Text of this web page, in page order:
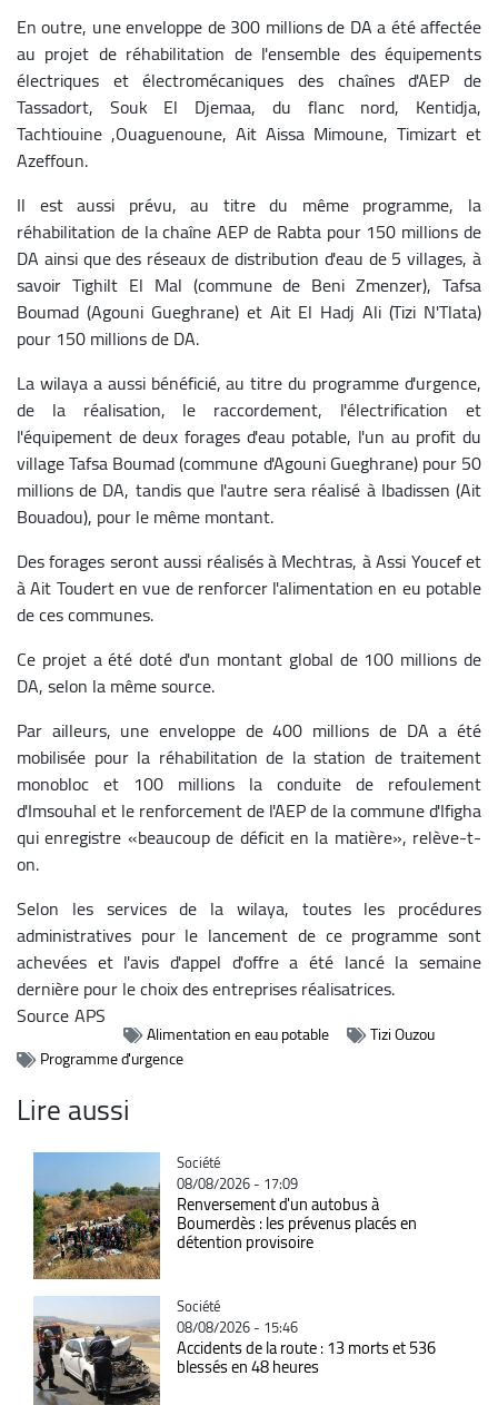
En outre, une enveloppe de 300 millions de DA a été affectée
au projet de réhabilitation de l'ensemble des équipements
électriques et électromécaniques des chaînes d'AEP de
Tassadort, Souk El Djemaa, du flanc nord, Kentidja,
Tachtiouine ,Ouaguenoune, Ait Aissa Mimoune, Timizart et
Azeffoun.
Il est aussi prévu, au titre du même programme, la
réhabilitation de la chaîne AEP de Rabta pour 150 millions de
DA ainsi que des réseaux de distribution d'eau de 5 villages, à
savoir Tighilt El Mal (commune de Beni Zmenzer), Tafsa
Boumad (Agouni Gueghrane) et Ait El Hadj Ali (Tizi N'Tlata)
pour 150 millions de DA.
La wilaya a aussi bénéficié, au titre du programme d'urgence,
de la réalisation, le raccordement, l'électrification et
l'équipement de deux forages d'eau potable, l'un au profit du
village Tafsa Boumad (commune d'Agouni Gueghrane) pour 50
millions de DA, tandis que l'autre sera réalisé à Ibadissen (Ait
Bouadou), pour le même montant.
Des forages seront aussi réalisés à Mechtras, à Assi Youcef et
à Ait Toudert en vue de renforcer l'alimentation en eu potable
de ces communes.
Ce projet a été doté d'un montant global de 100 millions de
DA, selon la même source.
Par ailleurs, une enveloppe de 400 millions de DA a été
mobilisée pour la réhabilitation de la station de traitement
monobloc et 100 millions la conduite de refoulement
d'Imsouhal et le renforcement de l'AEP de la commune d'Ifigha
qui enregistre «beaucoup de déficit en la matière», relève-t-
on.
Selon les services de la wilaya, toutes les procédures
administratives pour le lancement de ce programme sont
achevées et l'avis d'appel d'offre a été lancé la semaine
dernière pour le choix des entreprises réalisatrices.
SourceAPS
Alimentation en eau potable
Tizi Ouzou
Programme d'urgence
Lire aussi
Catégorie
Société
08/08/2026 - 17:09
Renversement d'un autobus à
Boumerdès : les prévenus placés en
détention provisoire
Catégorie
Société
08/08/2026 - 15:46
Accidents de la route : 13 morts et 536
blessés en 48 heures